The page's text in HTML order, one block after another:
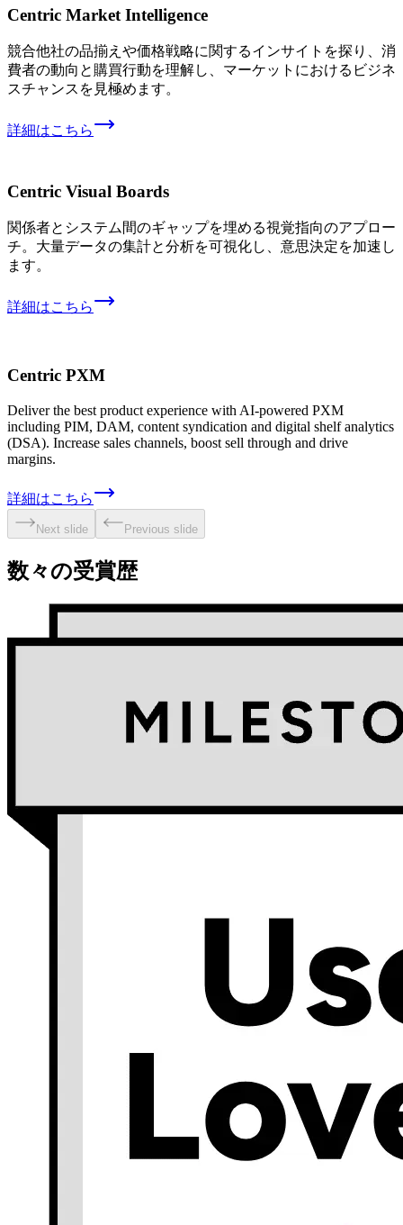
Centric Market Intelligence
競合他社の品揃えや価格戦略に関するインサイトを探り、消
費者の動向と購買行動を理解し、マーケットにおけるビジネ
スチャンスを見極めます。
詳細はこちら
Centric Visual Boards
関係者とシステム間のギャップを埋める視覚指向のアプロー
チ。大量データの集計と分析を可視化し、意思決定を加速し
ます。
詳細はこちら
Centric PXM
Deliver the best product experience with AI-powered PXM
including PIM, DAM, content syndication and digital shelf analytics
(DSA). Increase sales channels, boost sell through and drive
margins.
詳細はこちら
Next slide Previous slide
数々の受賞歴